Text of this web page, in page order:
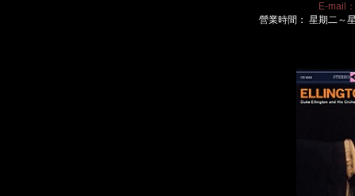
E-mail：
營業時間： 星期二～